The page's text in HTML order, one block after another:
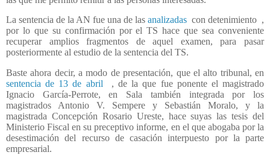
La sentencia de la AN fue una de las analizadas con detenimiento ,
por lo que su confirmación por el TS hace que sea conveniente
recuperar amplios fragmentos de aquel examen, para pasar
posteriormente al estudio de la sentencia del TS.
Baste ahora decir, a modo de presentación, que el alto tribunal, en
sentencia de 13 de abril
, de la que fue ponente el magistrado
Ignacio García-Perrote, en Sala también integrada por los
magistrados Antonio V. Sempere y Sebastián Moralo, y la
magistrada Concepción Rosario Ureste, hace suyas las tesis del
Ministerio Fiscal en su preceptivo informe, en el que abogaba por la
desestimación del recurso de casación interpuesto por la parte
empresarial.